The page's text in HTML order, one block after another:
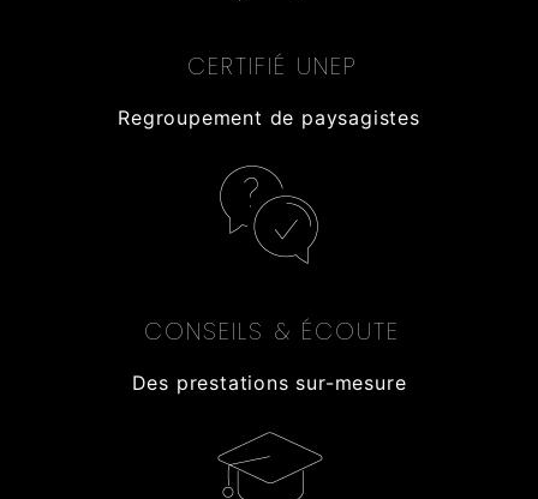
CERTIFIÉ UNEP
Regroupement de paysagistes
CONSEILS & ÉCOUTE
Des prestations sur-mesure